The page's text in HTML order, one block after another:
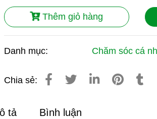
Thêm giỏ hàng
Danh mục: Chăm sóc cá
Chia sẻ:
tả Bình luận